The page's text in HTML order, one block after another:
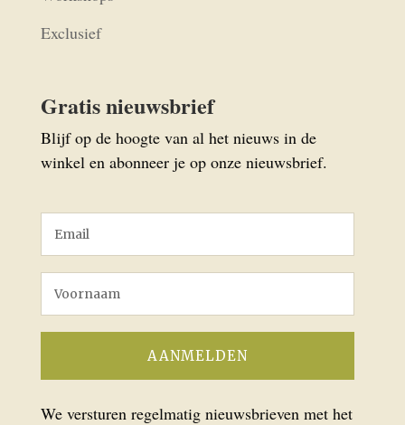
Exclusief
Gratis nieuwsbrief
Blijf op de hoogte van al het nieuws in de
winkel en abonneer je op onze nieuwsbrief.
We versturen regelmatig nieuwsbrieven met het